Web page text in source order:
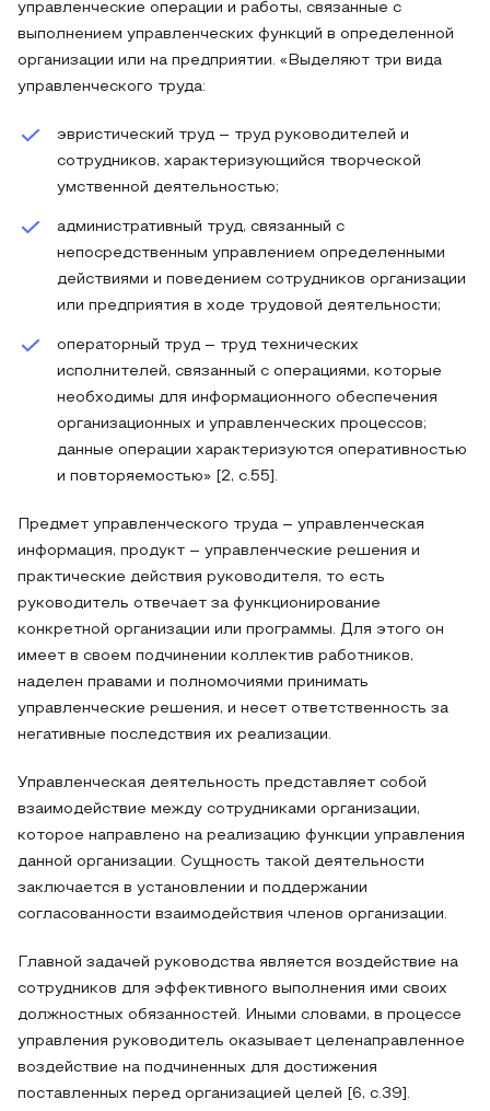
управленческие операции и работы, связанные с
выполнением управленческих функций в определенной
организации или на предприятии. «Выделяют три вида
управленческого труда:
эвристический труд – труд руководителей и
сотрудников, характеризующийся творческой
умственной деятельностью;
административный труд, связанный с
непосредственным управлением определенными
действиями и поведением сотрудников организации
или предприятия в ходе трудовой деятельности;
операторный труд – труд технических
исполнителей, связанный с операциями, которые
необходимы для информационного обеспечения
организационных и управленческих процессов;
данные операции характеризуются оперативностью
и повторяемостью» [2, с.55].
Предмет управленческого труда – управленческая
информация, продукт – управленческие решения и
практические действия руководителя, то есть
руководитель отвечает за функционирование
конкретной организации или программы. Для этого он
имеет в своем подчинении коллектив работников,
наделен правами и полномочиями принимать
управленческие решения, и несет ответственность за
негативные последствия их реализации.
Управленческая деятельность представляет собой
взаимодействие между сотрудниками организации,
которое направлено на реализацию функции управления
данной организации. Сущность такой деятельности
заключается в установлении и поддержании
согласованности взаимодействия членов организации.
Главной задачей руководства является воздействие на
сотрудников для эффективного выполнения ими своих
должностных обязанностей. Иными словами, в процессе
управления руководитель оказывает целенаправленное
воздействие на подчиненных для достижения
поставленных перед организацией целей [6, с.39].